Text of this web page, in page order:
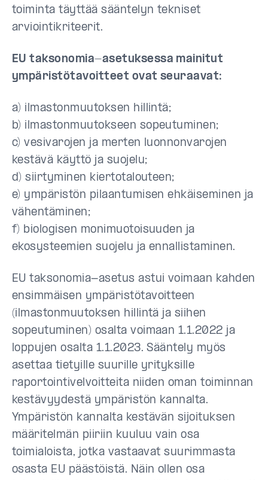
toiminta täyttää sääntelyn tekniset
arviointikriteerit.
EU taksonomia-asetuksessa mainitut
ympäristötavoitteet ovat seuraavat:
a) ilmastonmuutoksen hillintä;
b) ilmastonmuutokseen sopeutuminen;
c) vesivarojen ja merten luonnonvarojen
kestävä käyttö ja suojelu;
d) siirtyminen kiertotalouteen;
e) ympäristön pilaantumisen ehkäiseminen ja
vähentäminen;
f) biologisen monimuotoisuuden ja
ekosysteemien suojelu ja ennallistaminen.
EU taksonomia-asetus astui voimaan kahden
ensimmäisen ympäristötavoitteen
(ilmastonmuutoksen hillintä ja siihen
sopeutuminen) osalta voimaan 1.1.2022 ja
loppujen osalta 1.1.2023. Sääntely myös
asettaa tietyille suurille yrityksille
raportointivelvoitteita niiden oman toiminnan
kestävyydestä ympäristön kannalta.
Ympäristön kannalta kestävän sijoituksen
määritelmän piiriin kuuluu vain osa
toimialoista, jotka vastaavat suurimmasta
osasta EU päästöistä. Näin ollen osa